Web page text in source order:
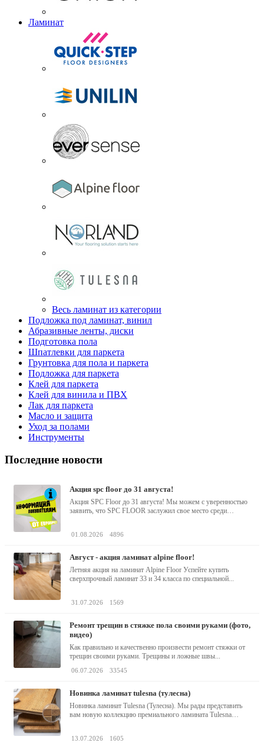
Ламинат
Весь ламинат из категории
Подложка под ламинат, винил
Абразивные ленты, диски
Подготовка пола
Шпатлевки для паркета
Грунтовка для пола и паркета
Подложка для паркета
Клей для паркета
Клей для винила и ПВХ
Лак для паркета
Масло и защита
Уход за полами
Инструменты
Последние новости
акция spc floor до 31 августа!
Акция SPC Floor до 31 августа! Мы можем с уверенностью
заявить, что SPC FLOOR заслужил свое место среди
01.08.2026 4896
август - акция ламинат alpine floor!
Летняя акция на ламинат Alpine Floor Успейте купить
сверхпрочный ламинат 33 и 34 класса по специальной...
31.07.2026 1569
ремонт трещин в стяжке пола своими руками (фото,
видео)
Как правильно и качественно произвести ремонт стяжки от
трещин своими руками. Трещины и ложные швы...
06.07.2026 33545
новинка ламинат tulesna (тулесна)
Новинка ламинат Tulesna (Тулесна). Мы рады представить
вам новую коллекцию премиального ламината Tulesna
13.07.2026 1605